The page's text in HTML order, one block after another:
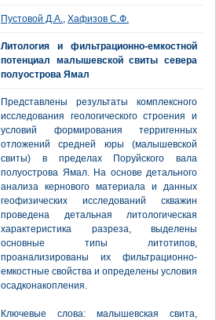
Пустовой Д.А., Хафизов С.Ф.
Литология и фильтрационно-емкостной
потенциал малышевской свиты севера
полуострова Ямал
Представлены результаты комплексного
исследования геологического строения и
условий формирования терригенных
отложений средней юры (малышевской
свиты) в пределах Поруйского вала
полуострова Ямал. На основе детального
анализа кернового материала и данных
геофизических исследований скважин
проведена детальная литологическая
характеристика разреза, выделены
основные типы литотипов,
проанализированы их фильтрационно-
емкостные свойства и определены условия
осадконакопления.
Ключевые слова: малышевская свита,